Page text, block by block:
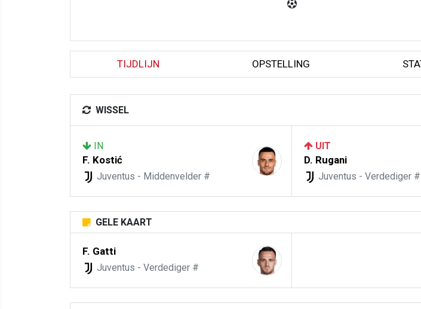
TIJDLIJN OPSTELLING
WISSEL
IN
F. Kostić
Juventus - Middenvelder #
UIT
D. Rugani
Juventus - Verdediger #
GELE KAART
F. Gatti
Juventus - Verdediger #